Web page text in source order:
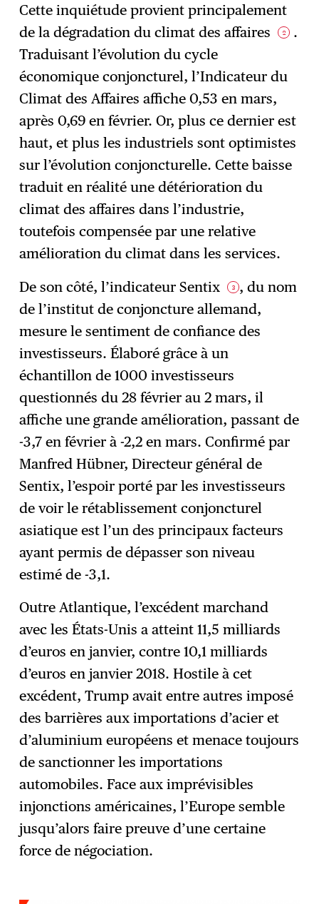
Cette inquiétude provient principalement
de la dégradation du climat des affaires 2
.
Traduisant l’évolution du cycle
économique conjoncturel, l’Indicateur du
Climat des Affaires affiche 0,53 en mars,
après 0,69 en février. Or, plus ce dernier est
haut, et plus les industriels sont optimistes
sur l’évolution conjoncturelle. Cette baisse
traduit en réalité une détérioration du
climat des affaires dans l’industrie,
toutefois compensée par une relative
amélioration du climat dans les services.
De son côté, l’indicateur Sentix 3 , du nom
de l’institut de conjoncture allemand,
mesure le sentiment de confiance des
investisseurs. Élaboré grâce à un
échantillon de 1000 investisseurs
questionnés du 28 février au 2 mars, il
affiche une grande amélioration, passant de
-3,7 en février à -2,2 en mars. Confirmé par
Manfred Hübner, Directeur général de
Sentix, l’espoir porté par les investisseurs
de voir le rétablissement conjoncturel
asiatique est l’un des principaux facteurs
ayant permis de dépasser son niveau
estimé de -3,1.
Outre Atlantique, l’excédent marchand
avec les États-Unis a atteint 11,5 milliards
d’euros en janvier, contre 10,1 milliards
d’euros en janvier 2018. Hostile à cet
excédent, Trump avait entre autres imposé
des barrières aux importations d’acier et
d’aluminium européens et menace toujours
de sanctionner les importations
automobiles. Face aux imprévisibles
injonctions américaines, l’Europe semble
jusqu’alors faire preuve d’une certaine
force de négociation.